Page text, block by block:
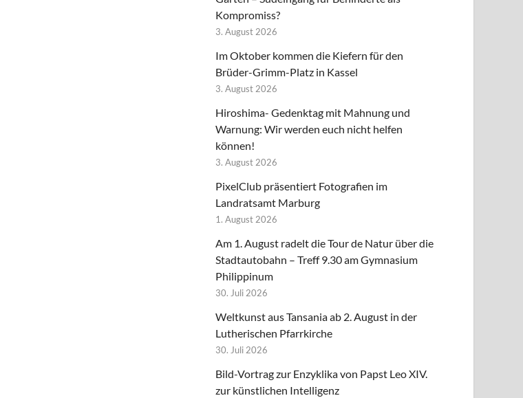
Kompromiss?
3. August 2026
Im Oktober kommen die Kiefern für den
Brüder-Grimm-Platz in Kassel
3. August 2026
Hiroshima- Gedenktag mit Mahnung und
Warnung: Wir werden euch nicht helfen
können!
3. August 2026
PixelClub präsentiert Fotografien im
Landratsamt Marburg
1. August 2026
Am 1. August radelt die Tour de Natur über die
Stadtautobahn – Treff 9.30 am Gymnasium
Philippinum
30. Juli 2026
Weltkunst aus Tansania ab 2. August in der
Lutherischen Pfarrkirche
30. Juli 2026
Bild-Vortrag zur Enzyklika von Papst Leo XIV.
zur künstlichen Intelligenz